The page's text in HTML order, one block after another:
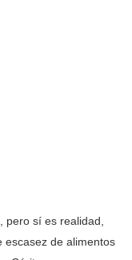
pero sí es realidad,
escasez de alimentos